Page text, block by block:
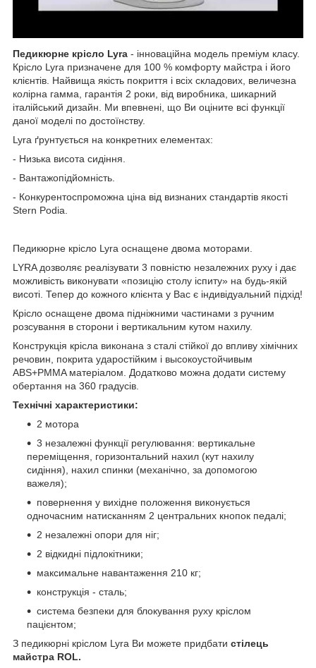
Педикюрне крісло Lyra - інноваційна модель преміум класу.
Крісло Lyra призначене для 100 % комфорту майстра і його
клієнтів. Найвища якість покриття і всіх складових, величезна
колірна гамма, гарантія 2 роки, від виробника, шикарний
італійський дизайн. Ми впевнені, що Ви оціните всі функції
даної моделі по достоїнству.
Lyra ґрунтується на конкретних елементах:
- Низька висота сидіння.
- Вантажопідйомність.
- Конкурентоспроможна ціна від визнаних стандартів якості
Stern Podia.
Педикюрне крісло Lyra оснащене двома моторами.
LYRA дозволяє реалізувати 3 повністю незалежних руху і дає
можливість виконувати «позицію столу іспиту» на будь-якій
висоті. Тепер до кожного клієнта у Вас є індивідуальний підхід!
Крісло оснащене двома підніжними частинами з ручним
розсування в сторони і вертикальним кутом нахилу.
Конструкція крісла виконана з сталі стійкої до впливу хімічних
речовин, покрита ударостійким і высокоустойчивым
ABS+PMMA матеріалом. Додатково можна додати систему
обертання на 360 градусів.
Технічні характеристики:
2 мотора
3 незалежні функції регулювання: вертикальне
переміщення, горизонтальний нахил (кут нахилу
сидіння), нахил спинки (механічно, за допомогою
важеля);
повернення у вихідне положення виконується
одночасним натисканням 2 центральних кнопок педалі;
2 незалежні опори для ніг;
2 відкидні підлокітники;
максимальне навантаження 210 кг;
конструкція - сталь;
система безпеки для блокування руху кріслом
пацієнтом;
З педикюрні кріслом Lyra Ви можете придбати стілець
майстра ROL.